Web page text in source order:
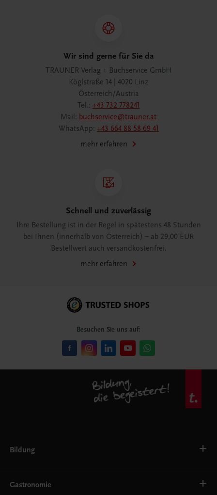
Wir sind gerne für Sie da
TRAUNER Verlag + Buchservice GmbH
Köglstraße 14 | 4020 Linz
Österreich/Austria
Tel.: +43 732 778241
Mail: buchservice@trauner.at
WhatsApp: +43 664 88 58 69 41
mehr erfahren
Schnell und zuverlässig
Ihre Bestellung ist in der Regel in spätestens 48 Stunden
bei Ihnen (innerhalb von Österreich) – ab 29,00 EUR
Bestellwert auch versandkostenfrei.
mehr erfahren
Besuchen Sie uns auf:
Bildung
AHS
Gastronomie